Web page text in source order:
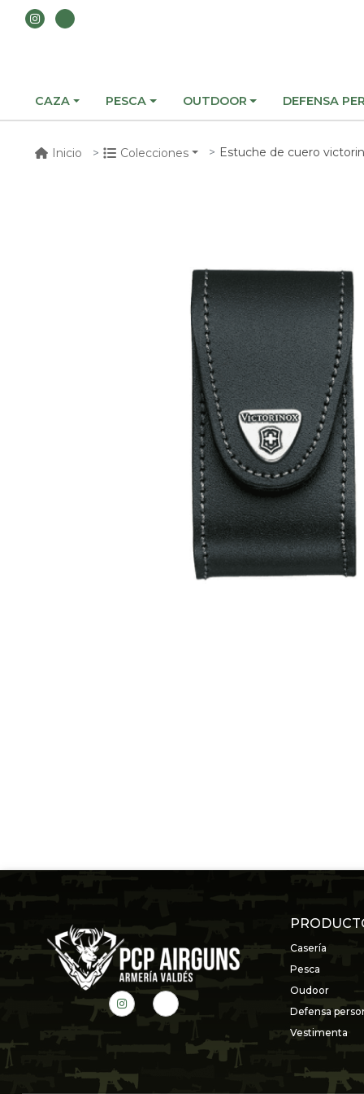
CAZA PESCA OUTDOOR DEFENSA
Inicio Colecciones Estuche de cuero victorinox color
Casería
Pesca
Oudoor
Defensa
Vestimenta